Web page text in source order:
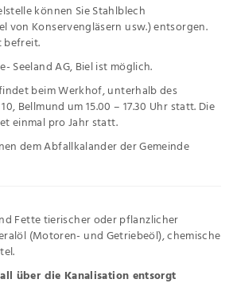
können Sie Stahlblech
von Konservengläsern usw.) entsorgen.
befreit.
Seeland AG, Biel ist möglich.
beim Werkhof, unterhalb des
Bellmund um 15.00 – 17.30 Uhr statt. Die
einmal pro Jahr statt.
dem Abfallkalander der Gemeinde
Fette tierischer oder pflanzlicher
(Motoren- und Getriebeöl), chemische
über die Kanalisation entsorgt